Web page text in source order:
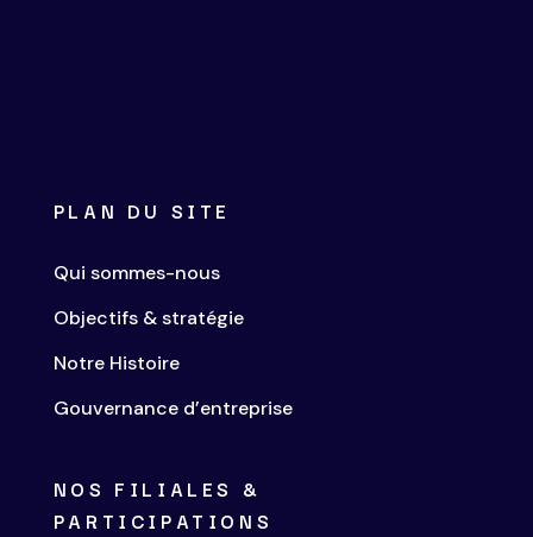
PLAN DU SITE
Qui sommes-nous
Objectifs & stratégie
Notre Histoire
Gouvernance d’entreprise
NOS FILIALES &
PARTICIPATIONS